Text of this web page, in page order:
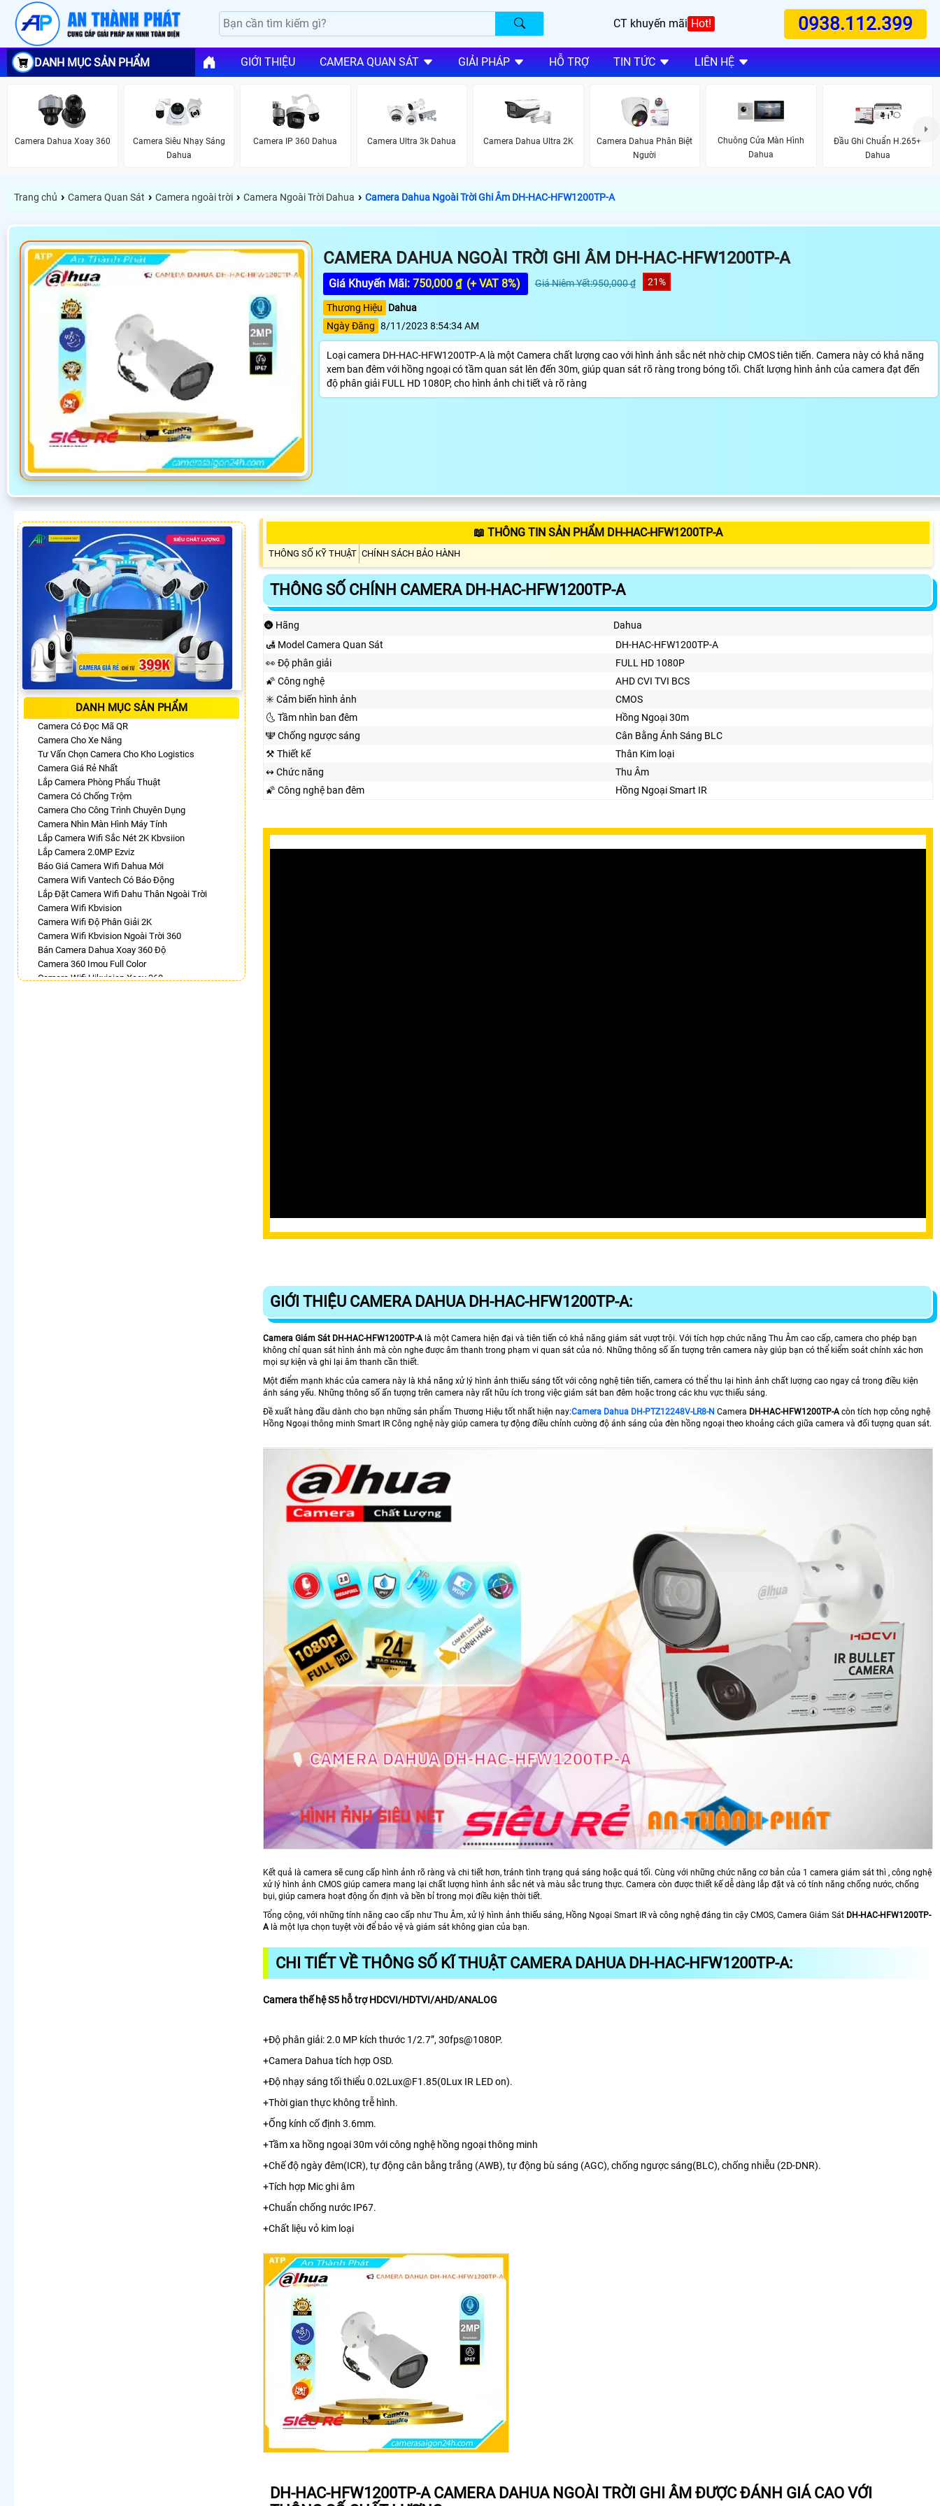
CT khuyến mãi Hot! 0938.112.399
DANH MỤC SẢN PHẨM GIỚI THIỆU CAMERA QUAN SÁT GIẢI PHÁP HỖ TRỢ TIN TỨC LIÊN HỆ
Camera Dahua Xoay 360
Camera Siêu Nhạy Sáng
Dahua
Camera IP 360 Dahua Camera Ultra 3k Dahua Camera Dahua Ultra 2K
Camera Dahua Phân Biệt
Người
Chuông Cửa Màn Hình
Dahua
Đầu Ghi Chuẩn H.265+
Dahua
Trang chủ › Camera Quan Sát › Camera ngoài trời › Camera Ngoài Trời Dahua › Camera Dahua Ngoài Trời Ghi Âm DH-HAC-HFW1200TP-A
CAMERA DAHUA NGOÀI TRỜI GHI ÂM DH-HAC-HFW1200TP-A
Giá Khuyến Mãi: 750,000 ₫ (+ VAT 8%) Giá Niêm Yết:950,000 ₫ 21%
Thương Hiệu
Dahua
Ngày Đăng 8/11/2023 8:54:34 AM
Loại camera DH-HAC-HFW1200TP-A là một Camera chất lượng cao với hình ảnh sắc nét nhờ chip CMOS tiên tiến. Camera này có khả năng
xem ban đêm với hồng ngoại có tầm quan sát lên đến 30m, giúp quan sát rõ ràng trong bóng tối. Chất lượng hình ảnh của camera đạt đến
độ phân giải FULL HD 1080P, cho hình ảnh chi tiết và rõ ràng
DANH MỤC SẢN PHẨM
Camera Có Đọc Mã QR
Camera Cho Xe Nâng
Tư Vấn Chọn Camera Cho Kho Logistics
Camera Giá Rẻ Nhất
Lắp Camera Phòng Phẩu Thuật
Camera Có Chống Trộm
Camera Cho Công Trình Chuyên Dụng
Camera Nhìn Màn Hình Máy Tính
Lắp Camera Wifi Sắc Nét 2K Kbvsiion
Lắp Camera 2.0MP Ezviz
Báo Giá Camera Wifi Dahua Mới
Camera Wifi Vantech Có Báo Động
Lắp Đặt Camera Wifi Dahu Thân Ngoài Trời
Camera Wifi Kbvision
Camera Wifi Độ Phân Giải 2K
Camera Wifi Kbvision Ngoài Trời 360
Bán Camera Dahua Xoay 360 Độ
Camera 360 Imou Full Color
Camera Wifi Hikvision Xoay 360
📖 THÔNG TIN SẢN PHẨM DH-HAC-HFW1200TP-A
THÔNG SỐ KỸ THUẬT CHÍNH SÁCH BẢO HÀNH
THÔNG SỐ CHÍNH CAMERA DH-HAC-HFW1200TP-A
🌚 Hãng
Dahua
🛃 Model Camera Quan Sát
DH-HAC-HFW1200TP-A
️👀 Độ phân giải
FULL HD 1080P
🌠 Công nghệ
AHD CVI TVI BCS
✳️ Cảm biến hình ảnh
CMOS
🌜 Tầm nhìn ban đêm
Hồng Ngoại 30m
🕎 Chống ngược sáng
Cân Bằng Ánh Sáng BLC
⚒ Thiết kế
Thân Kim loại
↭ Chức năng
Thu Âm
🌠 Công nghệ ban đêm
Hồng Ngoại Smart IR
GIỚI THIỆU CAMERA DAHUA DH-HAC-HFW1200TP-A:
Camera Giám Sát DH-HAC-HFW1200TP-A là một Camera hiện đại và tiên tiến có khả năng giám sát vượt trội. Với tích hợp chức năng Thu Âm cao cấp, camera cho phép bạn
không chỉ quan sát hình ảnh mà còn nghe được âm thanh trong phạm vi quan sát của nó. Những thông số ấn tượng trên camera này giúp bạn có thể kiểm soát chính xác hơn
mọi sự kiện và ghi lại âm thanh cần thiết.
Một điểm mạnh khác của camera này là khả năng xử lý hình ảnh thiếu sáng tốt với công nghệ tiên tiến, camera có thể thu lại hình ảnh chất lượng cao ngay cả trong điều kiện
ánh sáng yếu. Những thông số ấn tượng trên camera này rất hữu ích trong việc giám sát ban đêm hoặc trong các khu vực thiếu sáng.
Đề xuất hàng đầu dành cho bạn những sản phẩm Thương Hiệu tốt nhất hiện nay:Camera Dahua DH-PTZ12248V-LR8-N Camera DH-HAC-HFW1200TP-A còn tích hợp công nghệ
Hồng Ngoại thông minh Smart IR Công nghệ này giúp camera tự động điều chỉnh cường độ ánh sáng của đèn hồng ngoại theo khoảng cách giữa camera và đối tượng quan sát.
Kết quả là camera sẽ cung cấp hình ảnh rõ ràng và chi tiết hơn, tránh tình trạng quá sáng hoặc quá tối. Cùng với những chức năng cơ bản của 1 camera giám sát thì , công nghệ
xử lý hình ảnh CMOS giúp camera mang lại chất lượng hình ảnh sắc nét và màu sắc trung thực. Camera còn được thiết kế dễ dàng lắp đặt và có tính năng chống nước, chống
bụi, giúp camera hoạt động ổn định và bền bỉ trong mọi điều kiện thời tiết.
Tổng cộng, với những tính năng cao cấp như Thu Âm, xử lý hình ảnh thiếu sáng, Hồng Ngoại Smart IR và công nghệ đáng tin cậy CMOS, Camera Giám Sát DH-HAC-HFW1200TP-
Alà một lựa chọn tuyệt vời để bảo vệ và giám sát không gian của bạn.
CHI TIẾT VỀ THÔNG SỐ KĨ THUẬT CAMERA DAHUA DH-HAC-HFW1200TP-A:
Camera thế hệ S5 hỗ trợ HDCVI/HDTVI/AHD/ANALOG
+Độ phân giải: 2.0 MP kích thước 1/2.7”, 30fps@1080P.
+Camera Dahua tích hợp OSD.
+Độ nhạy sáng tối thiểu 0.02Lux@F1.85(0Lux IR LED on).
+Thời gian thực không trễ hình.
+Ống kính cố định 3.6mm.
+Tầm xa hồng ngoại 30m với công nghệ hồng ngoại thông minh
+Chế độ ngày đêm(ICR), tự động cân bằng trắng (AWB), tự động bù sáng (AGC), chống ngược sáng(BLC), chống nhiễu (2D-DNR).
+Tích hợp Mic ghi âm
+Chuẩn chống nước IP67.
+Chất liệu vỏ kim loại
DH-HAC-HFW1200TP-A CAMERA DAHUA NGOÀI TRỜI GHI ÂM ĐƯỢC ĐÁNH GIÁ CAO VỚI